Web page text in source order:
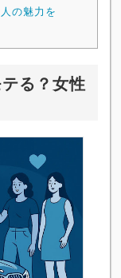
の魅力を
る？女性